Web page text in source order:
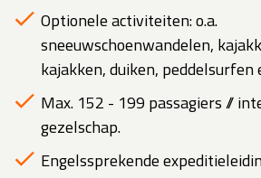
Optionele activiteiten: o.a.
sneeuwschoenwandelen,
kajakken, duiken,
Max. 152 - 199 passagiers //
gezelschap.
Engelssprekende